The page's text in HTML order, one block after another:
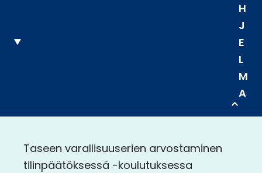
H
J
E
L
M
A
Taseen varallisuuserien arvostaminen
tilinpäätöksessä -koulutuksessa